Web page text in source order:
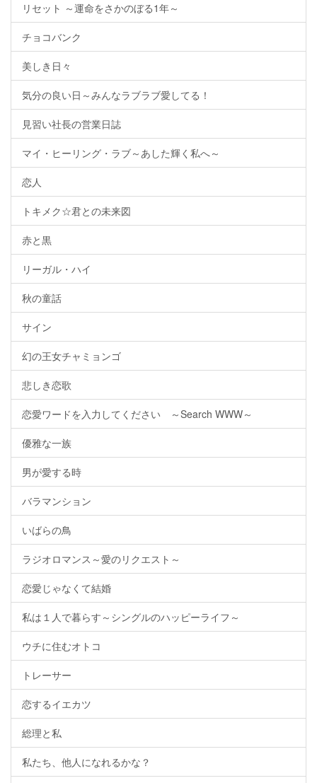
リセット ～運命をさかのぼる1年～
チョコバンク
美しき日々
気分の良い日～みんなラブラブ愛してる！
見習い社長の営業日誌
マイ・ヒーリング・ラブ～あした輝く私へ～
恋人
トキメク☆君との未来図
赤と黒
リーガル・ハイ
秋の童話
サイン
幻の王女チャミョンゴ
悲しき恋歌
恋愛ワードを入力してください ～Search WWW～
優雅な一族
男が愛する時
バラマンション
いばらの鳥
ラジオロマンス～愛のリクエスト～
恋愛じゃなくて結婚
私は１人で暮らす～シングルのハッピーライフ～
ウチに住むオトコ
トレーサー
恋するイエカツ
総理と私
私たち、他人になれるかな？